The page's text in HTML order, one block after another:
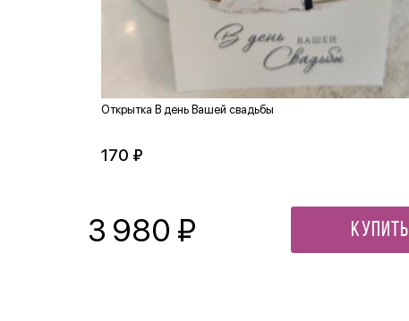
Открытка В день Вашей свадьбы
170 ₽
3 980 ₽ Купить